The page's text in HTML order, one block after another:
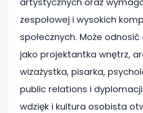
zespołowej i wysokich
społecznych. Może
jako projektantka wnętrz,
wizażystka, pisarka,
public relations i
wdzięk i kultura osobista